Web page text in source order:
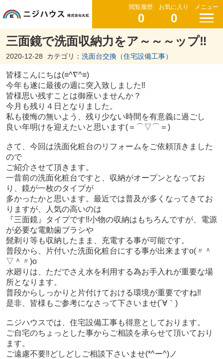
閲覧履歴
0
お気に入り
0
メニュー
三面鏡で洗面収納力をア～～～ップ‼
2020-12-28 カテゴリ： 洗面台交換（住宅設備工事）
皆様こんにちは(≡^∇^≡)
今年も遂に最後の週に突入致しました‼
皆様思い残すことは御座いませんか？
今月も残り４日となりました。
私も後悔の無いよう、残り少ない時間を有意義に過ごし
良い年明けを迎えたいと思います(＝⌒▽⌒＝)
さて、今回は洗面化粧台のリフォームをご依頼頂きました
ので
ご紹介させて頂きます。
一昔前の洗面化粧台ですと、収納がオープンとなってお
り、鏡が一枚のタイプが
多かったかと思います。最近では普及が多くなってきてお
りますが、人気の高いのは
『三面鏡』タイプです‼小物の収納はもちろんですが、電源
が必要な電動歯ブラシや
髭剃り等も収納したまま、充電する事が可能です。
普段から、片付いた洗面化粧台にする事が出来ますo(〃＾
▽＾〃)o
水廻りは、ただでさえ水を利用する為お手入れが重要な場
所となります。
普段からしっかりと片付けておける環境が重要ですね‼
是非、皆様もご参考になさって下さいませ(´∀｀)
ニジハウスでは、住宅設備工事も得意としております。
ご自宅のちょっとした事からご相談を承らせて頂いており
ます。
ご遠慮不要‼どしどしご相談下さいませ(*^ー^)ノ